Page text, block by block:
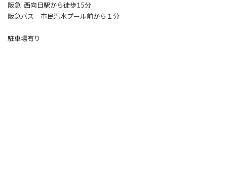
阪急 西向日駅から徒歩15分
阪急バス 市民温水プール前から１分
駐車場有り